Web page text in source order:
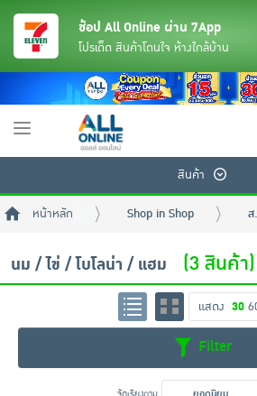
ช้อป All Online ผ่าน 7App
โปรเด็ด สินค้าโดนใจ ห้างใกล้บ้าน
Toggle
สินค้า
หน้าหลัก Shop in Shop
นม / ไข่ / โบโลน่า / แฮม (3 สินค้า)
แสดง 30
Filter